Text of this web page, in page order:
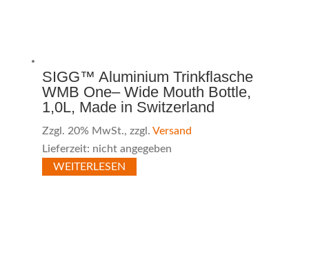
SIGG™ Aluminium Trinkflasche
WMB One– Wide Mouth Bottle,
1,0L, Made in Switzerland
Zzgl. 20% MwSt., zzgl. Versand
Lieferzeit: nicht angegeben
WEITERLESEN